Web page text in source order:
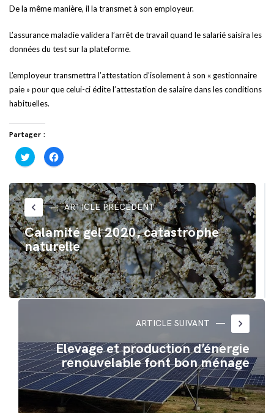
De la même manière, il la transmet à son employeur.
L’assurance maladie validera l’arrêt de travail quand le salarié saisira les
données du test sur la plateforme.
L’employeur transmettra l’attestation d’isolement à son « gestionnaire
paie » pour que celui-ci édite l’attestation de salaire dans les conditions
habituelles.
Partager :
Cliquez
pour
partager
Twitter(ouvre
dans
une
nouvelle
fenêtre)
Cliquez
pour
partager
Facebook(ouvre
dans
une
nouvelle
fenêtre)
keyboard_arrow_left ARTICLE PRÉCÉDENT
Calamité gel 2020, catastrophe
naturelle
ARTICLE SUIVANT keyboard_arrow_right
Elevage et production d’énergie
renouvelable font bon ménage